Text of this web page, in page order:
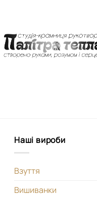
Наші вироби
Взуття
Вишиванки